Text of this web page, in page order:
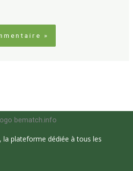
, la plateforme dédiée à tous les